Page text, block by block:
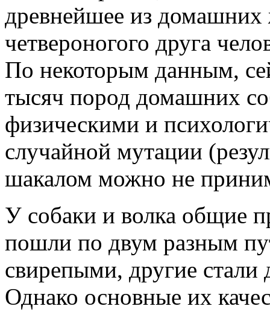
древнейшее из
четвероногого друга
По некоторым данным,
тысяч пород домашних
физическими и
случайной мутации
шакалом можно не
У собаки и волка общие
пошли по двум разным
свирепыми, другие
Однако основные их